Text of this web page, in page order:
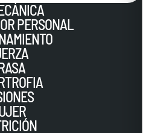
PERSONAL